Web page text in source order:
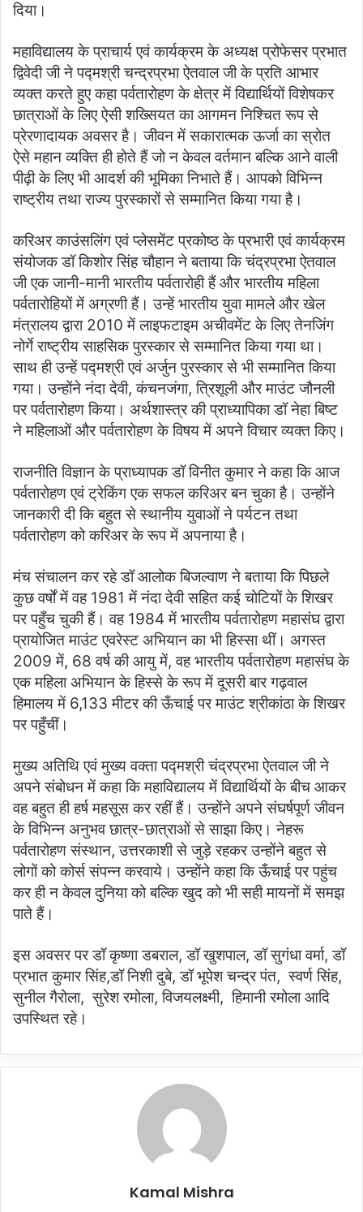
दिया।
महाविद्यालय के प्राचार्य एवं कार्यक्रम के अध्यक्ष प्रोफेसर प्रभात
द्विवेदी जी ने पद्मश्री चन्द्रप्रभा ऐतवाल जी के प्रति आभार
व्यक्त करते हुए कहा पर्वतारोहण के क्षेत्र में विद्यार्थियों विशेषकर
छात्राओं के लिए ऐसी शख्सियत का आगमन निश्चित रूप से
प्रेरणादायक अवसर है। जीवन में सकारात्मक ऊर्जा का स्रोत
ऐसे महान व्यक्ति ही होते हैं जो न केवल वर्तमान बल्कि आने वाली
पीढ़ी के लिए भी आदर्श की भूमिका निभाते हैं। आपको विभिन्न
राष्ट्रीय तथा राज्य पुरस्कारों से सम्मानित किया गया है।
करिअर काउंसलिंग एवं प्लेसमेंट प्रकोष्ठ के प्रभारी एवं कार्यक्रम
संयोजक डॉ किशोर सिंह चौहान ने बताया कि चंद्रप्रभा ऐतवाल
जी एक जानी-मानी भारतीय पर्वतारोही हैं और भारतीय महिला
पर्वतारोहियों में अग्रणी हैं। उन्हें भारतीय युवा मामले और खेल
मंत्रालय द्वारा 2010 में लाइफटाइम अचीवमेंट के लिए तेनजिंग
नोर्गे राष्ट्रीय साहसिक पुरस्कार से सम्मानित किया गया था।
साथ ही उन्हें पद्मश्री एवं अर्जुन पुरस्कार से भी सम्मानित किया
गया। उन्होंने नंदा देवी, कंचनजंगा, त्रिशूली और माउंट जौनली
पर पर्वतारोहण किया। अर्थशास्त्र की प्राध्यापिका डॉ नेहा बिष्ट
ने महिलाओं और पर्वतारोहण के विषय में अपने विचार व्यक्त किए।
राजनीति विज्ञान के प्राध्यापक डॉ विनीत कुमार ने कहा कि आज
पर्वतारोहण एवं ट्रेकिंग एक सफल करिअर बन चुका है। उन्होंने
जानकारी दी कि बहुत से स्थानीय युवाओं ने पर्यटन तथा
पर्वतारोहण को करिअर के रूप में अपनाया है।
मंच संचालन कर रहे डॉ आलोक बिजल्वाण ने बताया कि पिछले
कुछ वर्षों में वह 1981 में नंदा देवी सहित कई चोटियों के शिखर
पर पहुँच चुकी हैं। वह 1984 में भारतीय पर्वतारोहण महासंघ द्वारा
प्रायोजित माउंट एवरेस्ट अभियान का भी हिस्सा थीं। अगस्त
2009 में, 68 वर्ष की आयु में, वह भारतीय पर्वतारोहण महासंघ के
एक महिला अभियान के हिस्से के रूप में दूसरी बार गढ़वाल
हिमालय में 6,133 मीटर की ऊँचाई पर माउंट श्रीकांठा के शिखर
पर पहुँचीं।
मुख्य अतिथि एवं मुख्य वक्ता पद्मश्री चंद्रप्रभा ऐतवाल जी ने
अपने संबोधन में कहा कि महाविद्यालय में विद्यार्थियों के बीच आकर
वह बहुत ही हर्ष महसूस कर रहीं हैं। उन्होंने अपने संघर्षपूर्ण जीवन
के विभिन्न अनुभव छात्र-छात्राओं से साझा किए। नेहरू
पर्वतारोहण संस्थान, उत्तरकाशी से जुड़े रहकर उन्होंने बहुत से
लोगों को कोर्स संपन्न करवाये। उन्होंने कहा कि ऊँचाई पर पहुंच
कर ही न केवल दुनिया को बल्कि खुद को भी सही मायनों में समझ
पाते हैं।
इस अवसर पर डॉ कृष्णा डबराल, डॉ खुशपाल, डॉ सुगंधा वर्मा, डॉ
प्रभात कुमार सिंह,डॉ निशी दुबे, डॉ भूपेश चन्द्र पंत, स्वर्ण सिंह,
सुनील गैरोला, सुरेश रमोला, विजयलक्ष्मी, हिमानी रमोला आदि
उपस्थित रहे।
Kamal Mishra